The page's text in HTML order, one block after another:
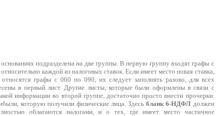
подразделена на две группы. В первую группу входят графы с
каждой из налоговых ставок. Если имеет место новая ставка,
графы с 060 по 090, их следует заполнять разово, для всех
в первый лист. Другие листы, которые были оформлены в связи с
информации во второй группе, достаточно просто внести прочерки.
которую получили физические лица. Здесьбланк 6-НДФЛ должен
облагаются налогами, и о тех, где имеет место частичное